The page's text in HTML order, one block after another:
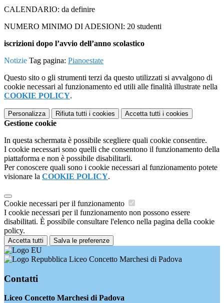
CALENDARIO: da definire
NUMERO MINIMO DI ADESIONI: 20 studenti
iscrizioni dopo l’avvio dell’anno scolastico
Notizie Tag pagina: Pianoestate
Questo sito o gli strumenti terzi da questo utilizzati si avvalgono di
cookie necessari al funzionamento ed utili alle finalità illustrate nella
COOKIE POLICY.
Personalizza Rifiuta tutti i cookies Accetta tutti i cookies
Gestione cookie
In questa schermata è possibile scegliere quali cookie consentire.
I cookie necessari sono quelli che consentono il funzionamento della
piattaforma e non è possibile disabilitarli.
Per conoscere quali sono i cookie necessari al funzionamento potete
visionare la COOKIE POLICY.
Cookie necessari per il funzionamento
I cookie necessari per il funzionamento non possono essere
disabilitati. È possibile consultare l'elenco nella pagina della cookie
policy.
Accetta tutti Salva le preferenze
Liceo Concetto Marchesi di Padova
Contatti
Liceo Concetto Marchesi di Padova